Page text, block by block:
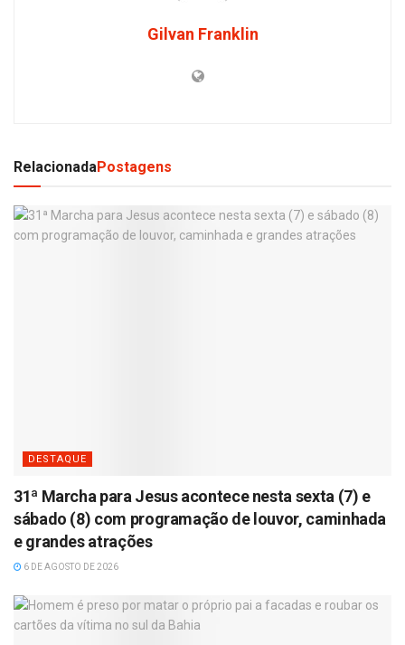
Gilvan Franklin
RelacionadaPostagens
DESTAQUE
31ª Marcha para Jesus acontece nesta sexta (7) e
sábado (8) com programação de louvor, caminhada
e grandes atrações
6 DE AGOSTO DE 2026